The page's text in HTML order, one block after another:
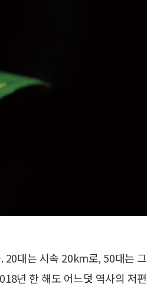
20대는 시속 20km로, 50대는 그
년 한 해도 어느덧 역사의 저편